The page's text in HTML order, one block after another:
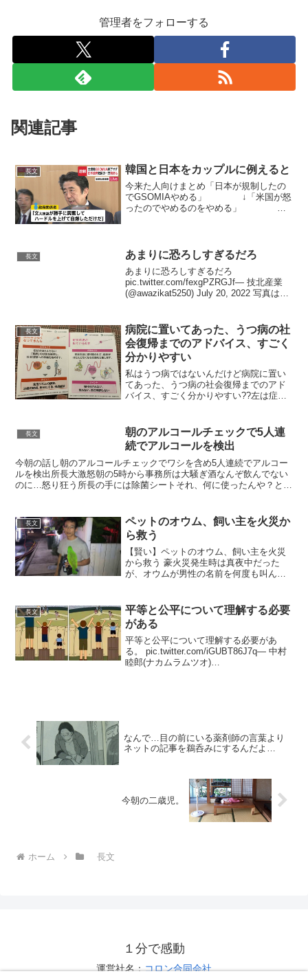
管理者をフォローする
関連記事
長文 韓国と日本をカップルに例えると
今来た人向けまとめ「日本が規制したの
でGSOMIAやめる」 ↓「米国が怒
ったのでやめるのをやめる」
´ω` )...
長文 あまりに恐ろしすぎるだろ
あまりに恐ろしすぎるだろ
pic.twitter.com/fexgPZRGJf— 技北産業
(@awazikat5250) July 20, 2022 写真はこ
長文
病院に置いてあった、うつ病の社
会復帰までのアドバイス、すごく
分かりやすい
私はうつ病ではないんだけど病院に置い
てあった、うつ病の社会復帰までのアド
バイス、すごく分かりやすい??左は症状
く頑張っているんだなーって
pic.twitter.com...
長文
朝のアルコールチェックで5人連
続でアルコールを検出
今朝の話し朝のアルコールチェックでワシを含め5人連続でアルコー
ルを検出所長大激怒朝の5時から事務所は大騒ぎ酒なんぞ飲んでない
のに…怒り狂う所長の手には除菌シートそれ、何に使ったんや？と訪
長文
ペットのオウム、飼い主を火災か
ら救う
【賢い】ペットのオウム、飼い主を火災
から救う 豪火災発生時は真夜中だった
が、オウムが男性の名前を何度も叫んで
pic.twitter.com/HUvz00bCDj— ラ...
長文
平等と公平について理解する必要
がある
平等と公平について理解する必要があ
る。 pic.twitter.com/iGUBT86J7q— 中村
睦郎(ナカムラムツオ)
なんで…目の前にいる薬剤師の言葉より
ネットの記事を鵜呑みにするんだよ…
今朝の二歳児。
ホーム 長文
１分で感動
運営社名：コロン合同会社